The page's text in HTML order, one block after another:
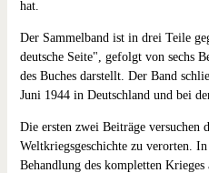
hat.
Der Sammelband ist in drei Teile
deutsche Seite", gefolgt von sechs
des Buches darstellt. Der Band
Juni 1944 in Deutschland und bei
Die ersten zwei Beiträge versuchen
Weltkriegsgeschichte zu verorten.
Behandlung des kompletten